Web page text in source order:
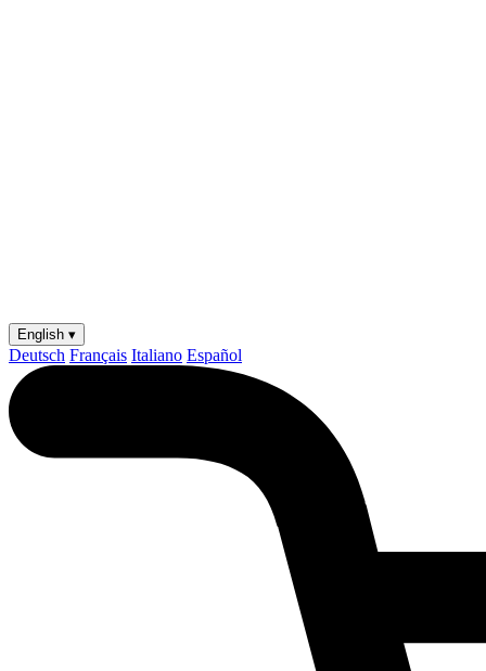
English ▾
Deutsch Français Italiano Español